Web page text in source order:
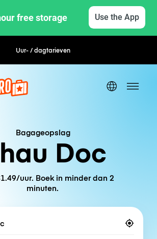
free storage Use the App
Uur- / dagtarieven Flexibel boeken
Bagageopslag
Doc
uur. Boek in minder dan 2
minuten.